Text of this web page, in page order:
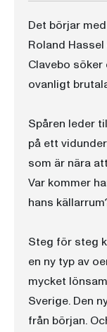
Det börjar
Roland
Clavebo
ovanligt
Spåren leder
på ett
som är nära
Var kommer
hans
Steg för steg
en ny typ av
mycket
Sverige. Den
från början.